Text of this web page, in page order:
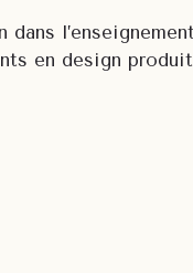
en design